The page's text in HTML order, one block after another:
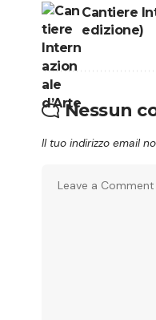
Cantiere
edizione)
Nessun
Il tuo indirizzo email